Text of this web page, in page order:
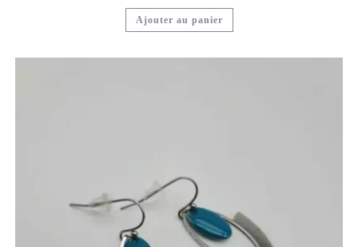
Ajouter au panier